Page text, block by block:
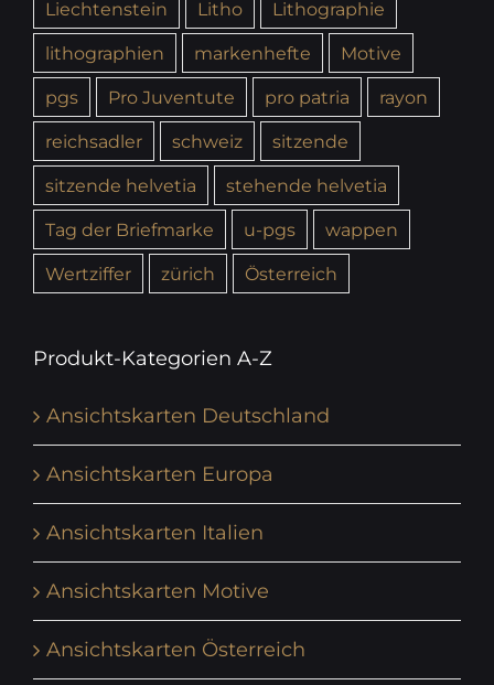
Liechtenstein Litho
Lithographie
lithographien
markenhefte
Motive
pgs
Pro Juventute pro patria
rayon
reichsadler
schweiz
sitzende
sitzende helvetia
stehende helvetia
Tag der Briefmarke
u-pgs
wappen
Wertziffer
zürich Österreich
Produkt-Kategorien A-Z
Ansichtskarten Deutschland
Ansichtskarten Europa
Ansichtskarten Italien
Ansichtskarten Motive
Ansichtskarten Österreich